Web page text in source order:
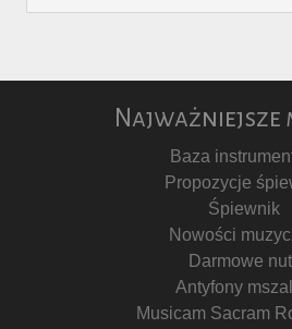
Najważniejsze
Baza
Propozycje
Śpiewnik
Nowości
Darmowe
Antyfony
Musicam Sacram